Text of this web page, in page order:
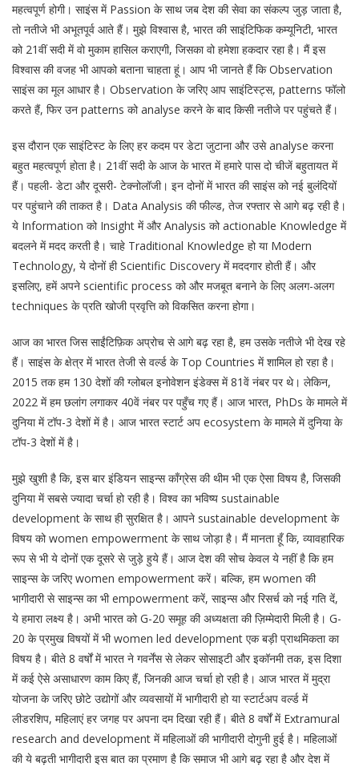
महत्वपूर्ण होगी। साइंस में Passion के साथ जब देश की सेवा का संकल्प जुड़ जाता है,
तो नतीजे भी अभूतपूर्व आते हैं। मुझे विश्वास है, भारत की साइंटिफिक कम्यूनिटी, भारत
को 21वीं सदी में वो मुकाम हासिल कराएगी, जिसका वो हमेशा हकदार रहा है। मैं इस
विश्वास की वजह भी आपको बताना चाहता हूं। आप भी जानते हैं कि Observation
साइंस का मूल आधार है। Observation के जरिए आप साइंटिस्ट्स, patterns फॉलो
करते हैं, फिर उन patterns को analyse करने के बाद किसी नतीजे पर पहुंचते हैं।
इस दौरान एक साइंटिस्ट के लिए हर कदम पर डेटा जुटाना और उसे analyse करना
बहुत महत्वपूर्ण होता है। 21वीं सदी के आज के भारत में हमारे पास दो चीजें बहुतायत में
हैं। पहली- डेटा और दूसरी- टेक्नोलॉजी। इन दोनों में भारत की साइंस को नई बुलंदियों
पर पहुंचाने की ताकत है। Data Analysis की फील्ड, तेज रफ्तार से आगे बढ़ रही है।
ये Information को Insight में और Analysis को actionable Knowledge में
बदलने में मदद करती है। चाहे Traditional Knowledge हो या Modern
Technology, ये दोनों ही Scientific Discovery में मददगार होती हैं। और
इसलिए, हमें अपने scientific process को और मजबूत बनाने के लिए अलग-अलग
techniques के प्रति खोजी प्रवृत्ति को विकसित करना होगा।
आज का भारत जिस साईंटिफ़िक अप्रोच से आगे बढ़ रहा है, हम उसके नतीजे भी देख रहे
हैं। साइंस के क्षेत्र में भारत तेजी से वर्ल्ड के Top Countries में शामिल हो रहा है।
2015 तक हम 130 देशों की ग्लोबल इनोवेशन इंडेक्स में 81वें नंबर पर थे। लेकिन,
2022 में हम छलांग लगाकर 40वें नंबर पर पहुँच गए हैं। आज भारत, PhDs के मामले में
दुनिया में टॉप-3 देशों में है। आज भारत स्टार्ट अप ecosystem के मामले में दुनिया के
टॉप-3 देशों में है।
मुझे खुशी है कि, इस बार इंडियन साइन्स काँग्रेस की थीम भी एक ऐसा विषय है, जिसकी
दुनिया में सबसे ज्यादा चर्चा हो रही है। विश्व का भविष्य sustainable
development के साथ ही सुरक्षित है। आपने sustainable development के
विषय को women empowerment के साथ जोड़ा है। मैं मानता हूँ कि, व्यावहारिक
रूप से भी ये दोनों एक दूसरे से जुड़े हुये हैं। आज देश की सोच केवल ये नहीं है कि हम
साइन्स के जरिए women empowerment करें। बल्कि, हम women की
भागीदारी से साइन्स का भी empowerment करें, साइन्स और रिसर्च को नई गति दें,
ये हमारा लक्ष्य है। अभी भारत को G-20 समूह की अध्यक्षता की ज़िम्मेदारी मिली है। G-
20 के प्रमुख विषयों में भी women led development एक बड़ी प्राथमिकता का
विषय है। बीते 8 वर्षों में भारत ने गवर्नेंस से लेकर सोसाइटी और इकॉनमी तक, इस दिशा
में कई ऐसे असाधारण काम किए हैं, जिनकी आज चर्चा हो रही है। आज भारत में मुद्रा
योजना के जरिए छोटे उद्योगों और व्यवसायों में भागीदारी हो या स्टार्टअप वर्ल्ड में
लीडरशिप, महिलाएं हर जगह पर अपना दम दिखा रही हैं। बीते 8 वर्षों में Extramural
research and development में महिलाओं की भागीदारी दोगुनी हुई है। महिलाओं
की ये बढ़ती भागीदारी इस बात का प्रमाण है कि समाज भी आगे बढ़ रहा है और देश में